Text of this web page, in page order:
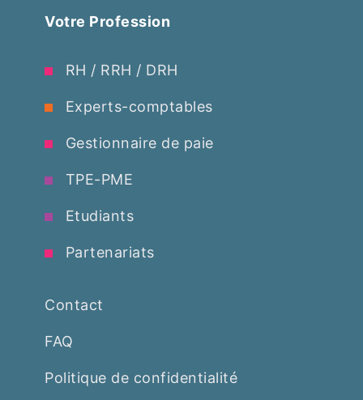
Votre Profession
RH / RRH / DRH
Experts-comptables
Gestionnaire de paie
TPE-PME
Etudiants
Partenariats
Contact
FAQ
Politique de confidentialité